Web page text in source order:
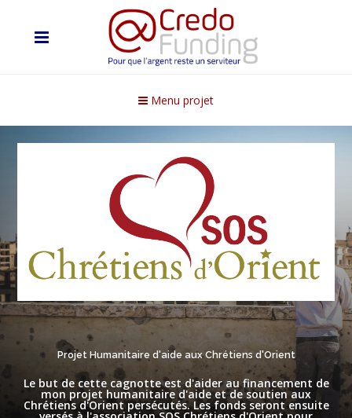
Menu projet
Projet Humanitaire d'aide aux Chrétiens d'Orient
Le but de cette cagnotte est d'aider au financement de
mon projet humanitaire d'aide et de soutien aux
Chrétiens d'Orient persécutés. Les fonds seront ensuite